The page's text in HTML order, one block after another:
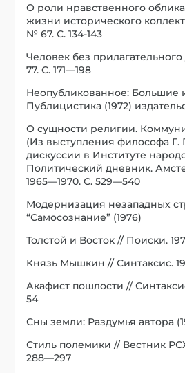
О роли нравственного
жизни исторического
№ 67. С. 134-143
Человек без
77. С. 171—198
Неопубликованное: Большие
Публицистика (1972)
О сущности религии.
(Из выступления философа
дискуссии в Институте
Политический дневник.
1965—1970. С. 529—540
Модернизация незападных
“Самосознание” (1976)
Толстой и Восток // Поиски.
Князь Мышкин // Синтаксис.
Акафист пошлости //
54
Сны земли: Раздумья автора
Стиль полемики // Вестник
288—297